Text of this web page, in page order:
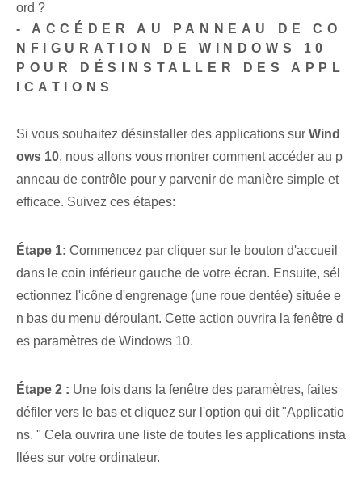
ord ?
-‍ ACCÉDER AU PANNEAU DE CO
NFIGURATION DE WINDOWS 10
POUR DÉSINSTALLER DES APPL
ICATIONS
Si vous souhaitez⁤ désinstaller des applications sur Wind
ows 10, nous allons vous montrer comment accéder au p
anneau de contrôle pour y parvenir de manière simple et
efficace. Suivez ces étapes:
Étape 1: Commencez par cliquer sur le bouton d'accueil
dans le coin inférieur gauche de votre écran. Ensuite, sél
ectionnez l'icône d'engrenage (une roue dentée) située ⁢e
n bas du menu déroulant. Cette action ouvrira la fenêtre d
es paramètres de Windows 10.
Étape ⁢2 : Une fois dans la fenêtre des paramètres, faites
défiler vers le bas et cliquez sur l'option qui dit "Applicatio
ns. " Cela ouvrira une liste de toutes les applications insta
llées sur votre ordinateur.